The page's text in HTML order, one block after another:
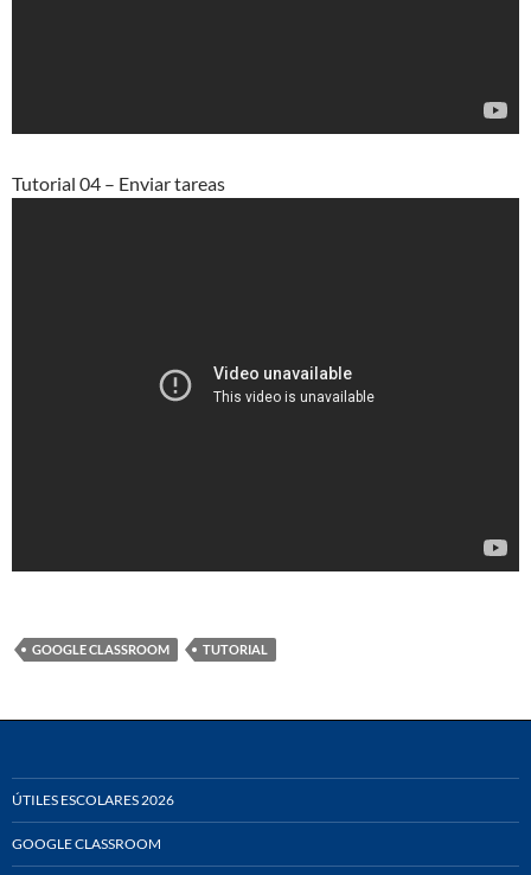
Tutorial 04 – Enviar tareas
GOOGLE CLASSROOM TUTORIAL
ÚTILES ESCOLARES 2026
GOOGLE CLASSROOM